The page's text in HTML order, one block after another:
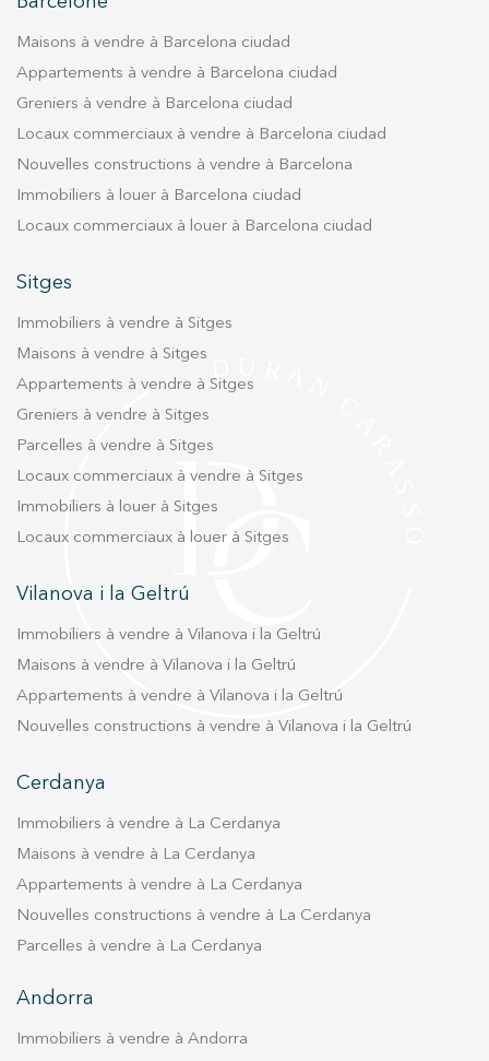
Maisons à vendre à Barcelona ciudad
Appartements à vendre à Barcelona ciudad
Greniers à vendre à Barcelona ciudad
Locaux commerciaux à vendre à Barcelona ciudad
Nouvelles constructions à vendre à Barcelona
Immobiliers à louer à Barcelona ciudad
Locaux commerciaux à louer à Barcelona ciudad
Sitges
Immobiliers à vendre à Sitges
Maisons à vendre à Sitges
Appartements à vendre à Sitges
Greniers à vendre à Sitges
Parcelles à vendre à Sitges
Locaux commerciaux à vendre à Sitges
Immobiliers à louer à Sitges
Locaux commerciaux à louer à Sitges
Vilanova i la Geltrú
Immobiliers à vendre à Vilanova i la Geltrú
Maisons à vendre à Vilanova i la Geltrú
Appartements à vendre à Vilanova i la Geltrú
Nouvelles constructions à vendre à Vilanova i la Geltrú
Cerdanya
Immobiliers à vendre à La Cerdanya
Maisons à vendre à La Cerdanya
Appartements à vendre à La Cerdanya
Nouvelles constructions à vendre à La Cerdanya
Parcelles à vendre à La Cerdanya
Andorra
Immobiliers à vendre à Andorra
pour améliorer la qualité de nos services et offrir une
Marketing et Publicité
les préférences et les choix personnels de l'utilisateur
navigation. Grâce à eux, nous pouvons connaître les
habitudes de navigation sur le site Web et afficher des
publicités liées au profil de navigation de l'utilisateur.